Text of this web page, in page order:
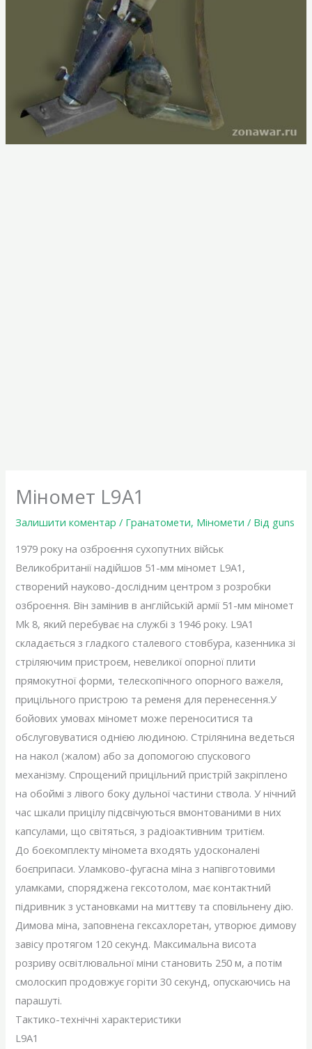
Міномет L9А1
Залишити коментар / Гранатомети, Міномети / Від guns
1979 року на озброєння сухопутних військ
Великобританії надійшов 51-мм міномет L9A1,
створений науково-дослідним центром з розробки
озброєння. Він замінив в англійській армії 51-мм міномет
Mk 8, який перебуває на службі з 1946 року. L9A1
складається з гладкого сталевого стовбура, казенника зі
стріляючим пристроєм, невеликої опорної плити
прямокутної форми, телескопічного опорного важеля,
прицільного пристрою та ременя для перенесення.У
бойових умовах міномет може переноситися та
обслуговуватися однією людиною. Стрілянина ведеться
на накол (жалом) або за допомогою спускового
механізму. Спрощений прицільний пристрій закріплено
на обоймі з лівого боку дульної частини ствола. У нічний
час шкали прицілу підсвічуються вмонтованими в них
капсулами, що світяться, з радіоактивним тритієм.
До боєкомплекту міномета входять удосконалені
боєприпаси. Уламково-фугасна міна з напівготовими
уламками, споряджена гексотолом, має контактний
підривник з установками на миттєву та сповільнену дію.
Димова міна, заповнена гексахлоретан, утворює димову
завісу протягом 120 секунд. Максимальна висота
розриву освітлювальної міни становить 250 м, а потім
смолоскип продовжує горіти 30 секунд, опускаючись на
парашуті.
Тактико-технічні характеристики
L9A1